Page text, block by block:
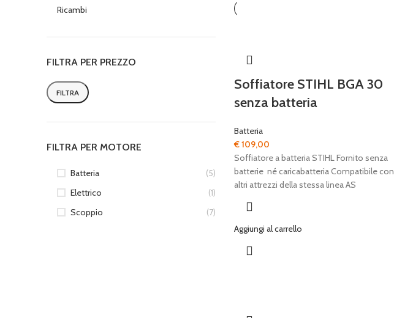
Ricambi
FILTRA PER PREZZO
Prezzo
Prezzo
FILTRA
FILTRA PER MOTORE
Batteria
(5)
Elettrico
(1)
Scoppio
(7)
Soffiatore STIHL BGA 30
senza batteria
Batteria
€109,00
Soffiatore a batteria STIHL Fornito senza
batterie né caricabatteria Compatibile con
altri attrezzi della stessa linea AS
Aggiungi al carrello